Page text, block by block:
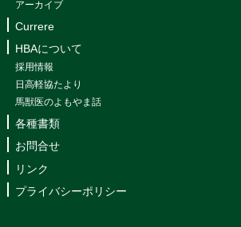
アーカイブ
Currere
HBAについて
採用情報
日高軽協たより
馬獣医のよもやま話
各種書類
お問合せ
リンク
プライバシーポリシー